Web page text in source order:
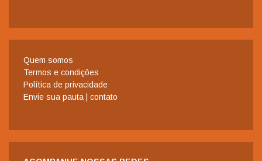
Quem somos
Termos e condições
Política de privacidade
Envie sua pauta | contato